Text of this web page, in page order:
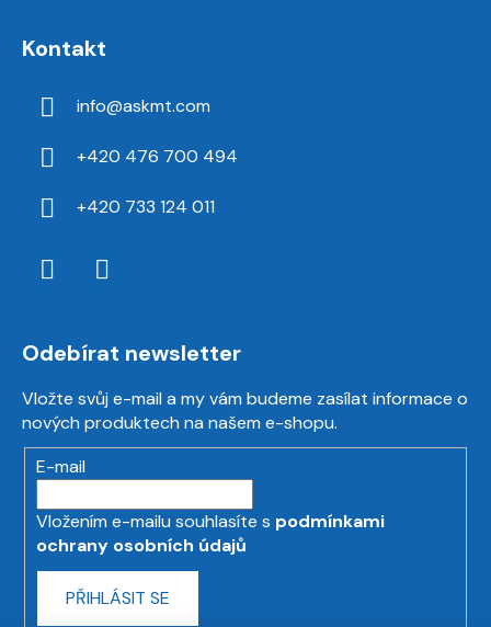
Kontakt
info@askmt.com
+420 476 700 494
+420 733 124 011
Odebírat newsletter
Vložte svůj e-mail a my vám budeme zasílat informace o
nových produktech na našem e-shopu.
E-mail
Vložením e-mailu souhlasíte s podmínkami
ochrany osobních údajů
PŘIHLÁSIT SE